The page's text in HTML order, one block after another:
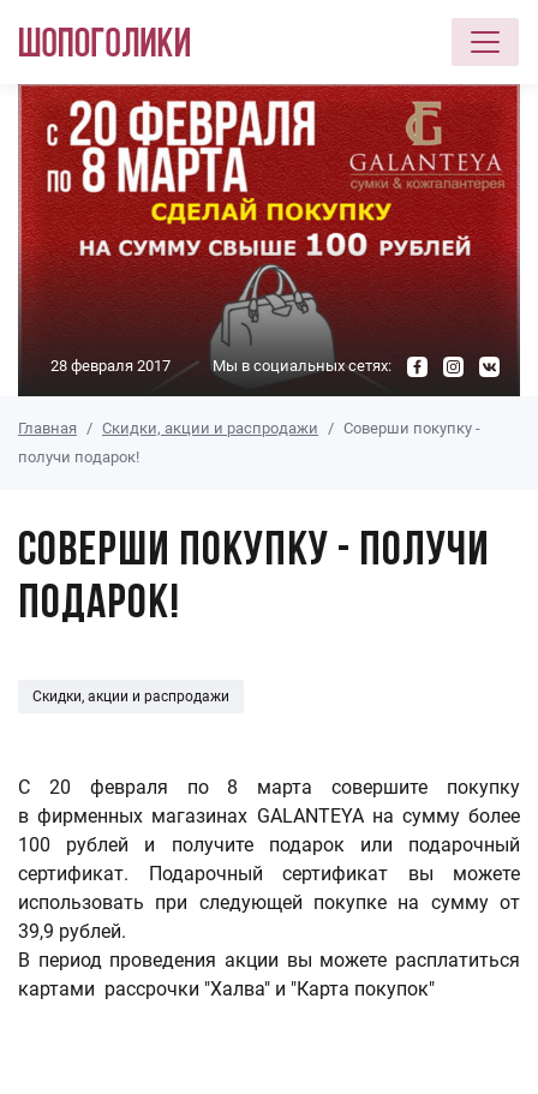
Перейти к основному содержанию
28 февраля 2017 Мы в социальных сетях:
Главная Скидки, акции и распродажи
Соверши покупку -
получи подарок!
Соверши покупку - получи
подарок!
Скидки, акции и распродажи
С 20 февраля по 8 марта совершите покупку
в фирменных магазинах GALANTEYA на сумму более
100 рублей и получите подарок или подарочный
сертификат. Подарочный сертификат вы можете
использовать при следующей покупке на сумму от
39,9 рублей.
В период проведения акции вы можете расплатиться
картами рассрочки "Халва" и "Карта покупок"